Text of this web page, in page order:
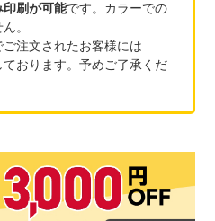
印刷が可能です。カラーでの
。
注文されたお客様には
ております。予めご了承くだ